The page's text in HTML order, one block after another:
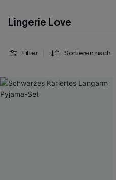
Lingerie Love
Filter Sortieren nach